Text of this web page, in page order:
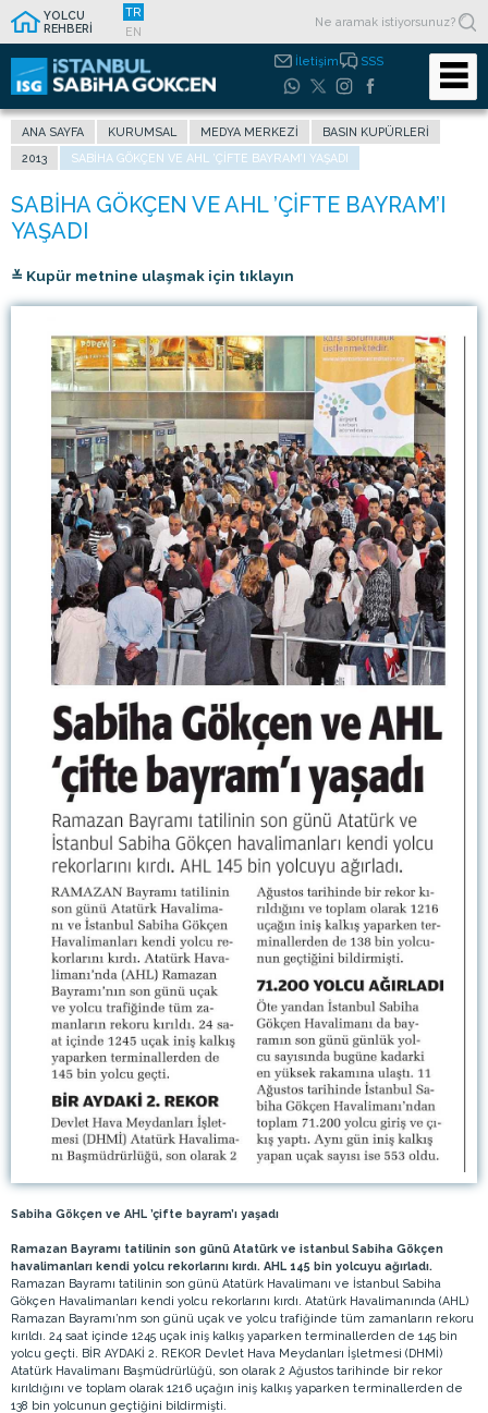
YOLCU
REHBERİ
TR
EN
İletişim SSS
ANA SAYFA KURUMSAL MEDYA MERKEZI
BASIN KUPÜRLERI
2013
SABIHA GÖKÇEN VE AHL ’ÇIFTE BAYRAM’I YAŞADI
≚ Kupür metnine ulaşmak için tıklayın
Sabiha Gökçen ve AHL ’çifte bayram’ı yaşadı
Ramazan Bayramı tatilinin son günü Atatürk ve istanbul Sabiha Gökçen
havalimanları kendi yolcu rekorlarını kırdı. AHL 145 bin yolcuyu ağırladı.
Ramazan Bayramı tatilinin son günü Atatürk Havalimanı ve İstanbul Sabiha
Gökçen Havalimanları kendi yolcu rekorlarını kırdı. Atatürk Havalimanında (AHL)
Ramazan Bayramı’nm son günü uçak ve yolcu trafiğinde tüm zamanların rekoru
kırıldı. 24 saat içinde 1245 uçak iniş kalkış yaparken terminallerden de 145 bin
yolcu geçti. BİR AYDAKİ 2. REKOR Devlet Hava Meydanları İşletmesi (DHMİ)
Atatürk Havalimanı Başmüdrürlüğü, son olarak 2 Ağustos tarihinde bir rekor
kırıldığını ve toplam olarak 1216 uçağın iniş kalkış yaparken terminallerden de
138 bin yolcunun geçtiğini bildirmişti.